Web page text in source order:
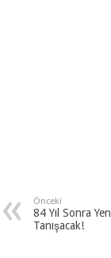
Önceki
84 Yıl Sonra
Tanışacak!